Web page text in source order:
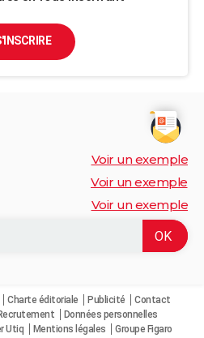
Voir un exemple
Voir un exemple
Voir un exemple
Charte éditoriale Publicité
Contact
Données personnelles
Utiq Mentions légales Groupe Figaro